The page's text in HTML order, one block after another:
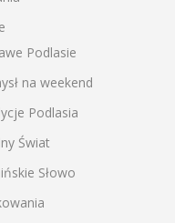
Podlasie
na weekend
Podlasia
Świat
Słowo